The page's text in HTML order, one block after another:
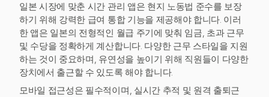
일본 시장에 맞춘 시간 관리 앱은 현지 노동법 준수를 보장
하기 위해 강력한 급여 통합 기능을 제공해야 합니다. 이러
한 앱은 일본의 전형적인 월급 주기에 맞춰 임금, 초과 근무
및 수당을 정확하게 계산합니다. 다양한 근무 스타일을 지원
하는 것이 중요하며, 유연성을 높이기 위해 직원들이 다양한
장치에서 출근할 수 있도록 해야 합니다.
모바일 접근성은 필수적이며, 실시간 추적 및 원격 출퇴근